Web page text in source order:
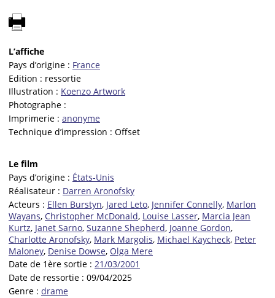
L’affiche
Pays d’origine : France
Edition : ressortie
Illustration : Koenzo Artwork
Photographe :
Imprimerie : anonyme
Technique d’impression : Offset
Le film
Pays d’origine : États-Unis
Réalisateur : Darren Aronofsky
Acteurs : Ellen Burstyn, Jared Leto, Jennifer Connelly, Marlon
Wayans, Christopher McDonald, Louise Lasser, Marcia Jean
Kurtz, Janet Sarno, Suzanne Shepherd, Joanne Gordon,
Charlotte Aronofsky, Mark Margolis, Michael Kaycheck, Peter
Maloney, Denise Dowse, Olga Mere
Date de 1ère sortie : 21/03/2001
Date de ressortie : 09/04/2025
Genre : drame